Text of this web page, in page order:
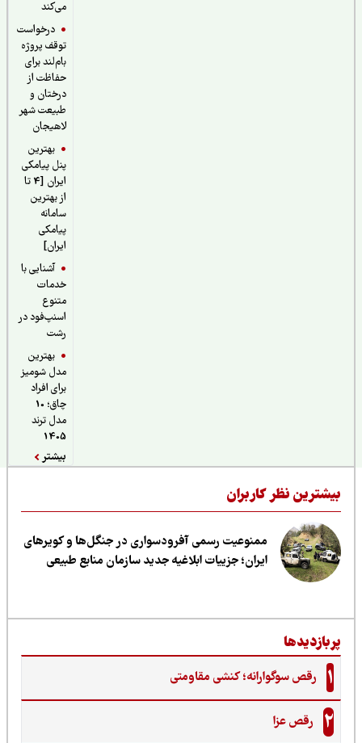
درخواست
توقف پروژه
بام‌لند برای
حفاظت از
درختان و
طبیعت شهر
لاهیجان
بهترین
پنل پیامکی
ایران [4 تا
از بهترین
سامانه
پیامکی
آشنایی با
خدمات
اسنپ‌فود در
بهترین
مدل شومیز
برای افراد
چاق؛ 10
مدل ترند
نظر کاربران
ممنوعیت رسمی آفرودسواری در جنگل‌ها و کویرهای
ایران؛ جزییات ابلاغیه جدید سازمان منابع طبیعی
رقص سوگوارانه؛ کنشی مقاومتی
رقص عزا